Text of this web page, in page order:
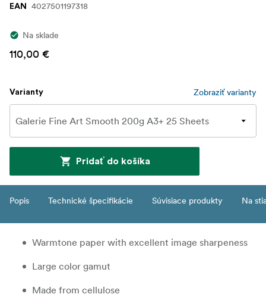
EAN 4027501197318
Na sklade
110,00 €
Varianty Zobraziť varianty
Pridať do košíka
Popis Technické špecifikácie Súvisiace produkty Na
Warmtone paper with excellent image sharpeness
Large color gamut
Made from cellulose